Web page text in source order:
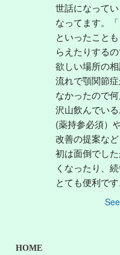
世話になって
なってます。
といったこと
らえたりする
欲しい場所の
流れで顎関節
なかったので
沢山飲んでい
(薬持参必須）
改善の提案な
初は面倒でし
くなったり、
とても便利です
HOME